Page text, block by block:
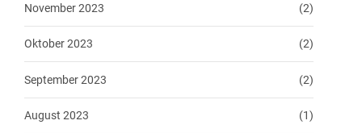
November 2023 (2)
Oktober 2023 (2)
September 2023 (2)
August 2023 (1)